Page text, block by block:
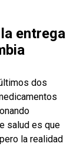
entrega
dos
salud es que
la realidad